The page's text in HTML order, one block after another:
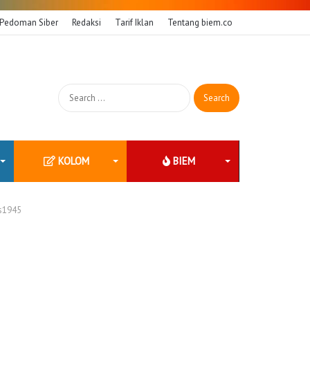
Pedoman Siber Redaksi Tarif Iklan Tentang biem.co
Search
for:
KOLOM BIEM